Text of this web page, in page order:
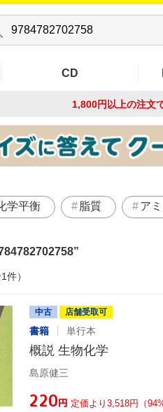
CD
1,800円以上の注文
学平衡 脂質 ア
件）
中古 店舗受取可
書籍 単行本
概説 生物化学
島原健三
¥220円 定価より3,518円（